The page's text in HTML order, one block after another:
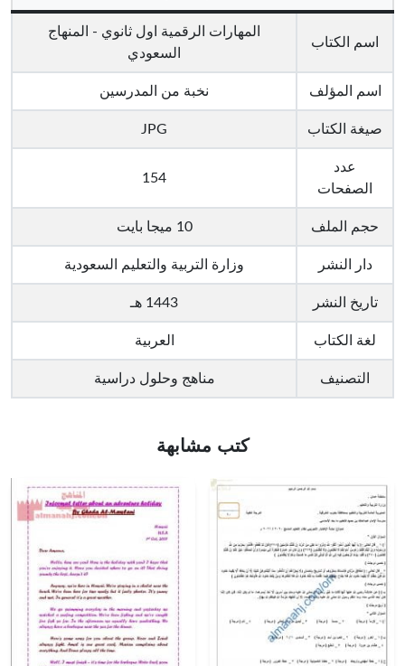
اسم الكتاب
المهارات الرقمية اول ثانوي - المنهاج
السعودي
اسم المؤلف نخبة من المدرسين
صيغة الكتاب JPG
عدد
الصفحات
154
حجم الملف 10 ميجا بايت
دار النشر وزارة التربية والتعليم السعودية
تاريخ النشر 1443 هـ
لغة الكتاب العربية
التصنيف مناهج وحلول دراسية
كتب مشابهة